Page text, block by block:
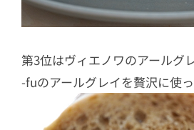
第3位はヴィエノワのアールグ
-fuのアールグレイを贅沢に使っ